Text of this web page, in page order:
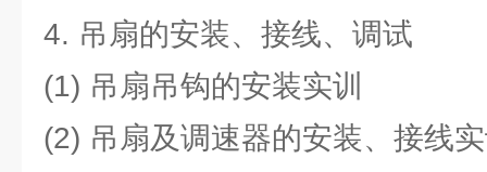
4. 吊扇的安装、接线、调试
(1) 吊扇吊钩的安装实训
(2) 吊扇及调速器的安装、接线